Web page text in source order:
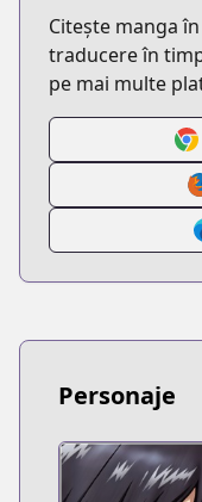
Citește manga
traducere în
pe mai multe
Personaje